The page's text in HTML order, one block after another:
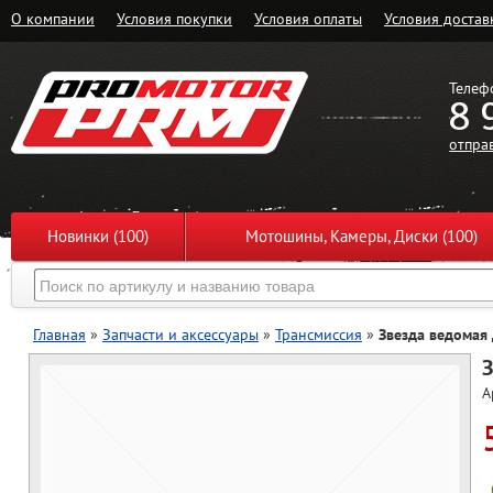
О компании Условия покупки Условия оплаты Условия
8
Новинки (100) Мотошины, Камеры, Диски (100)
Главная » Запчасти и аксессуары » Трансмиссия » Звезда